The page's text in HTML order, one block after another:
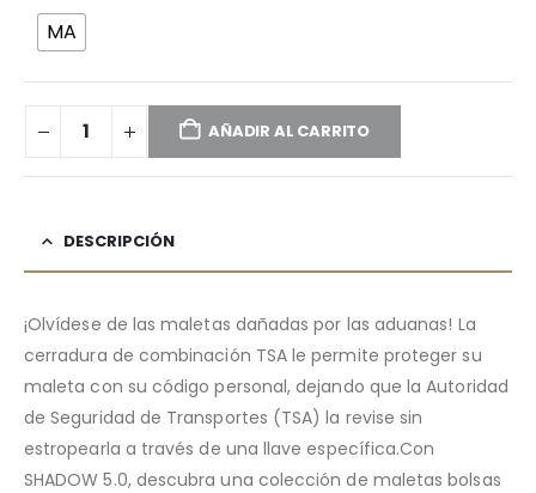
MA
AÑADIR AL CARRITO
DESCRIPCIÓN
¡Olvídese de las maletas dañadas por las aduanas! La
cerradura de combinación TSA le permite proteger su
maleta con su código personal, dejando que la Autoridad
de Seguridad de Transportes (TSA) la revise sin
estropearla a través de una llave específica.Con
SHADOW 5.0, descubra una colección de maletas bolsas